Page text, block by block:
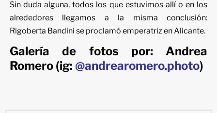
Sin duda alguna, todos los que estuvimos allí o en los
alrededores llegamos a la misma conclusión:
Rigoberta Bandini se proclamó emperatriz en Alicante.
Galería de fotos por: Andrea
Romero (ig: @andrearomero.photo)